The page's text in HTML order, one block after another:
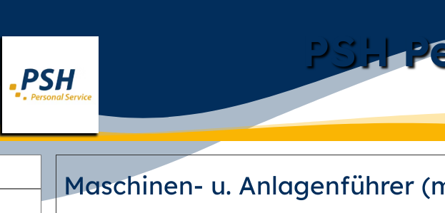
PSH
Maschinen- u. Anlagenführer